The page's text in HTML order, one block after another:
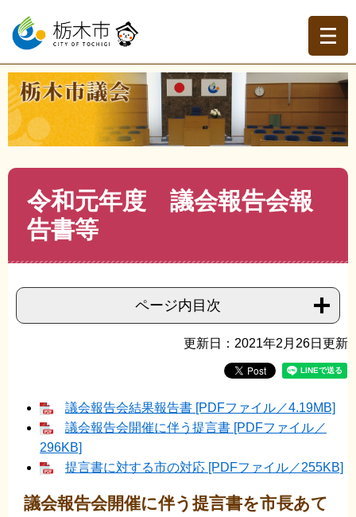
ー
の
先
頭
で
す。
ニ
ー
を
飛
ば
し
て
本
現在地
トップページ > 栃木市議会 > 議会報告会 >議会報告会結
果報告書・提言書 >>令和元年度 議会報告会報告書等
令和元年度 議会報告会報
告書等
ページ内目次
更新日：2021年2月26日更新
議会報告会結果報告書 [PDFファイル／4.19MB]
議会報告会開催に伴う提言書 [PDFファイル／
296KB]
提言書に対する市の対応 [PDFファイル／255KB]
議会報告会開催に伴う提言書を市長あて